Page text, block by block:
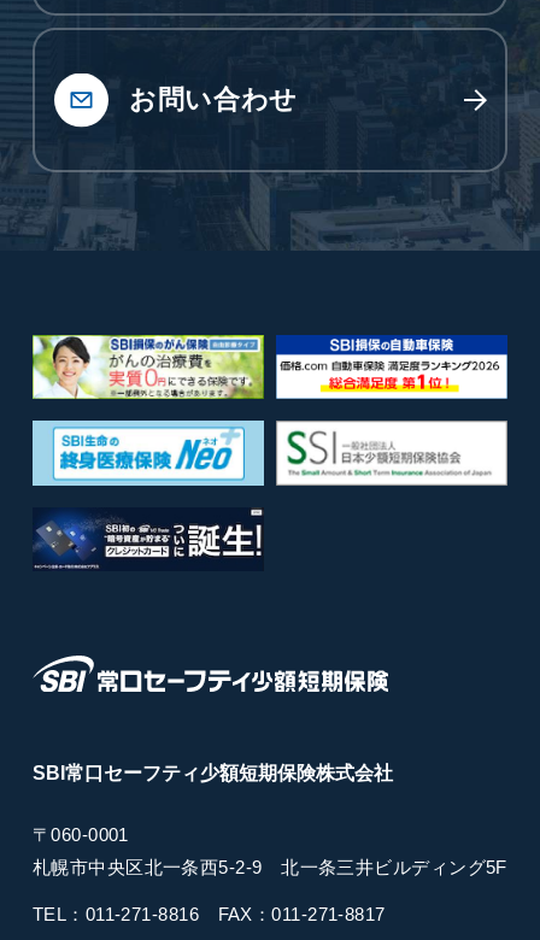
お問い合わせ
SBI常口セーフティ少額短期保険株式会社
〒060-0001
札幌市中央区北一条西5-2-9北一条三井ビルディング5F
TEL：011-271-8816 FAX：011-271-8817